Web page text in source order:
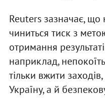
Reuters зазначає, що
чиниться тиск з
отримання
наприклад,
тільки вжити
Україну, а й